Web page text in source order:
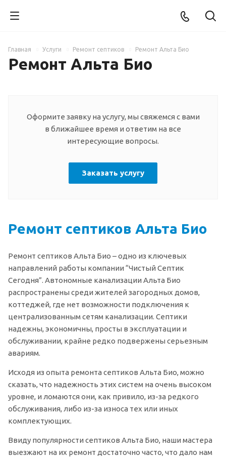
Главная Услуги Ремонт септиков Ремонт Альта Био
Ремонт Альта Био
Оформите заявку на услугу, мы свяжемся с вами
в ближайшее время и ответим на все
интересующие вопросы.
Заказать услугу
Ремонт септиков Альта Био
Ремонт септиков Альта Био – одно из ключевых
направлений работы компании “Чистый Септик
Сегодня”. Автономные канализации Альта Био
распространены среди жителей загородных домов,
коттеджей, где нет возможности подключения к
централизованным сетям канализации. Септики
надежны, экономичны, просты в эксплуатации и
обслуживании, крайне редко подвержены серьезным
авариям.
Исходя из опыта ремонта септиков Альта Био, можно
сказать, что надежность этих систем на очень высоком
уровне, и ломаются они, как привило, из-за редкого
обслуживания, либо из-за износа тех или иных
комплектующих.
Ввиду популярности септиков Альта Био, наши мастера
выезжают на их ремонт достаточно часто, что дало нам